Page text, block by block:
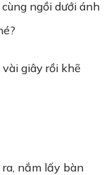
ngồi dưới ánh
giây rồi khẽ
nắm lấy bàn